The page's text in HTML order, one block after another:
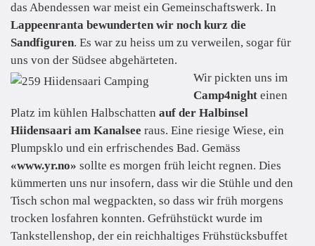
das Abendessen war meist ein Gemeinschaftswerk. In
Lappeenranta bewunderten wir noch kurz die
Sandfiguren. Es war zu heiss um zu verweilen, sogar für
uns von der Südsee abgehärteten.
Wir pickten uns im
Camp4night einen
Platz im kühlen Halbschatten auf der Halbinsel
Hiidensaari am Kanalsee raus. Eine riesige Wiese, ein
Plumpsklo und ein erfrischendes Bad. Gemäss
«www.yr.no» sollte es morgen früh leicht regnen. Dies
kümmerten uns nur insofern, dass wir die Stühle und den
Tisch schon mal wegpackten, so dass wir früh morgens
trocken losfahren konnten. Gefrühstückt wurde im
Tankstellenshop, der ein reichhaltiges Frühstücksbuffet